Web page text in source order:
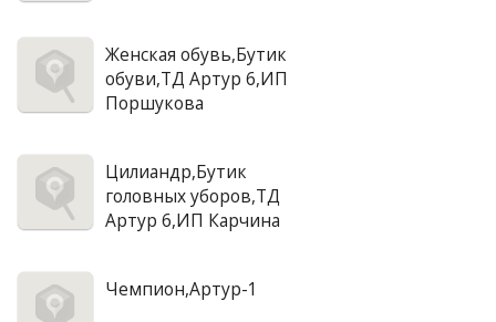
Женская обувь,Бутик
обуви,ТД Артур 6,ИП
Поршукова
Цилиандр,Бутик
головных уборов,ТД
Артур 6,ИП Карчина
Чемпион,Артур-1